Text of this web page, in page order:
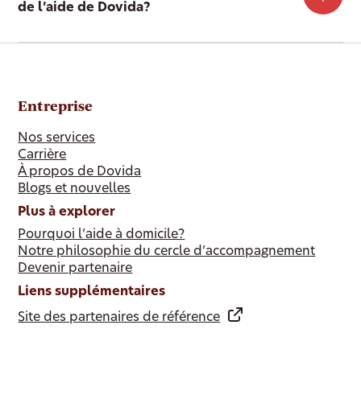
de l’aide de Dovida?
Entreprise
Nos services
Carrière
À propos de Dovida
Blogs et nouvelles
Plus à explorer
Pourquoi l’aide à domicile?
Notre philosophie du cercle d’accompagnement
Devenir partenaire
Liens supplémentaires
Site des partenaires de référence